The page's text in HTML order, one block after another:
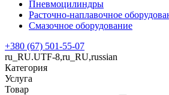
Пневмоцилиндры
Расточно-наплавочное
Смазочное оборудование
+380 (67) 501-55-07
ru_RU.UTF-8,ru_RU,russian
Категория
Услуга
Товар